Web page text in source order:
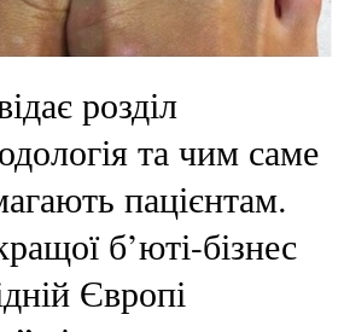
розділ
та чим саме
пацієнтам.
б’юті-бізнес
Європі